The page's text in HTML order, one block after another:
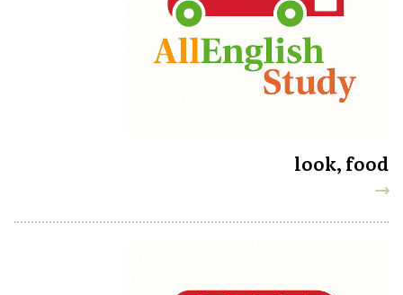
look, food